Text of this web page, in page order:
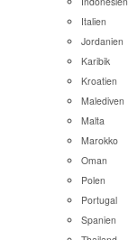
Italien
Jordanien
Karibik
Kroatien
Malediven
Malta
Marokko
Oman
Polen
Portugal
Spanien